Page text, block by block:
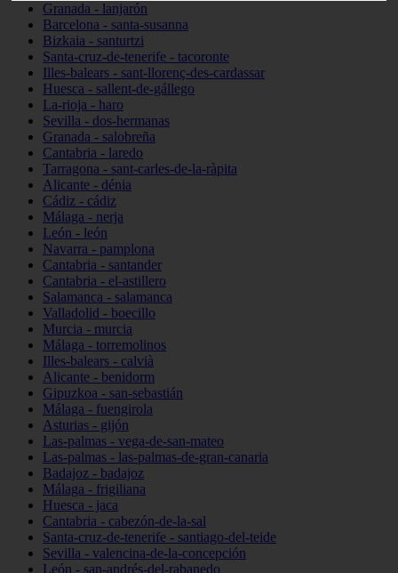
Granada - lanjarón
Barcelona - santa-susanna
Bizkaia - santurtzi
Santa-cruz-de-tenerife - tacoronte
Illes-balears - sant-llorenç-des-cardassar
Huesca - sallent-de-gállego
La-rioja - haro
Sevilla - dos-hermanas
Granada - salobreña
Cantabria - laredo
Tarragona - sant-carles-de-la-ràpita
Alicante - dénia
Cádiz - cádiz
Málaga - nerja
León - león
Navarra - pamplona
Cantabria - santander
Cantabria - el-astillero
Salamanca - salamanca
Valladolid - boecillo
Murcia - murcia
Málaga - torremolinos
Illes-balears - calvià
Alicante - benidorm
Gipuzkoa - san-sebastián
Málaga - fuengirola
Asturias - gijón
Las-palmas - vega-de-san-mateo
Las-palmas - las-palmas-de-gran-canaria
Badajoz - badajoz
Málaga - frigiliana
Huesca - jaca
Cantabria - cabezón-de-la-sal
Santa-cruz-de-tenerife - santiago-del-teide
Sevilla - valencina-de-la-concepción
León - san-andrés-del-rabanedo